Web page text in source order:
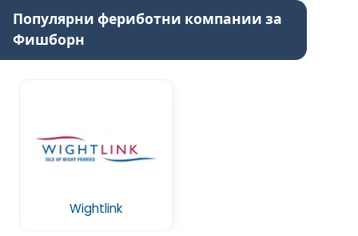
Популярни фериботни компании за
Фишборн
Wightlink